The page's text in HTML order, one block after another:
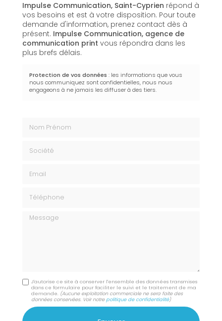
Impulse Communication, Saint-Cyprien répond à
vos besoins et est à votre disposition. Pour toute
demande d'information, prenez contact dès à
présent. Impulse Communication, agence de
communication print vous répondra dans les
plus brefs délais.
Protection de vos données : les informations que vous
nous communiquez sont confidentielles, nous nous
engageons à ne jamais les diffuser à des tiers.
Message
J'autorise ce site à conserver l'ensemble des données transmises
dans ce formulaire pour faciliter le suivi et le traitement de ma
demande. (Aucune exploitation commerciale ne sera faite des
données conservées. Voir notre politique de confidentialité)